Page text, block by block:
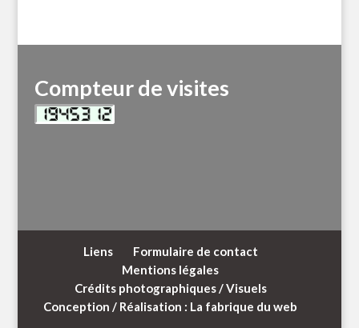
Compteur de visites
Liens
Formulaire de contact
Mentions légales
Crédits photographiques / Visuels
Conception / Réalisation : La fabrique du web